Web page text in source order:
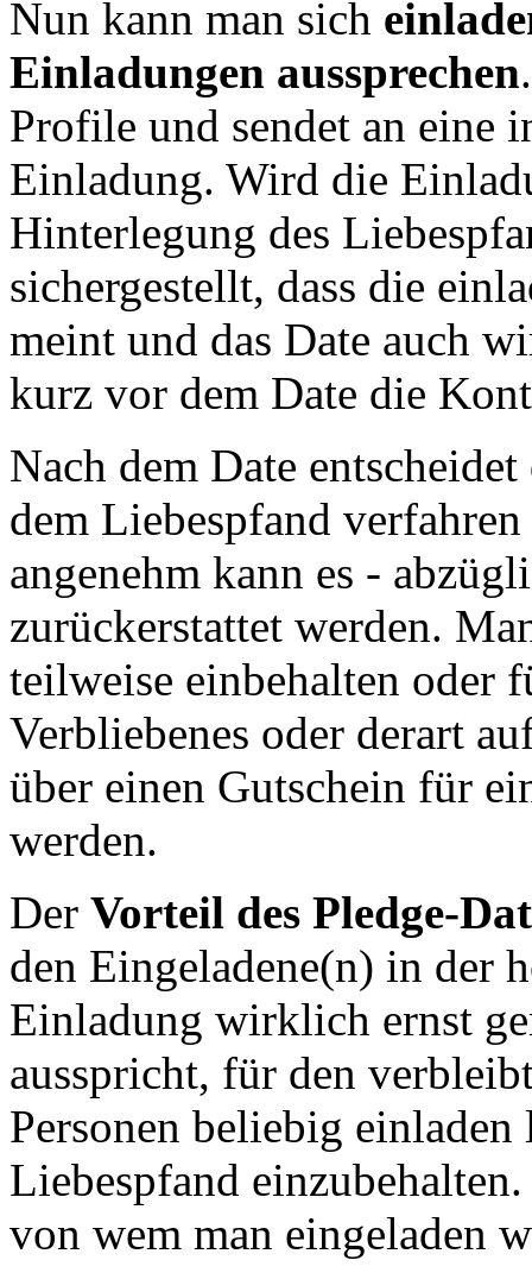
Nun kann man sich
Einladungen aussprechen
Profile und sendet an eine
Einladung. Wird die
Hinterlegung des
sichergestellt, dass die
meint und das Date auch
kurz vor dem Date die
Nach dem Date
dem Liebespfand
angenehm kann es -
zurückerstattet werden.
teilweise einbehalten oder
Verbliebenes oder derart
über einen Gutschein für
werden.
Der Vorteil des Pledge-
den Eingeladene(n) in der
Einladung wirklich ernst
ausspricht, für den
Personen beliebig einladen
Liebespfand
von wem man eingeladen